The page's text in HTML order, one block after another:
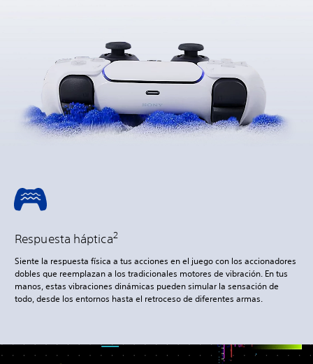
Respuesta háptica2
Siente la respuesta física a tus acciones en el juego con los accionadores
dobles que reemplazan a los tradicionales motores de vibración. En tus
manos, estas vibraciones dinámicas pueden simular la sensación de
todo, desde los entornos hasta el retroceso de diferentes armas.